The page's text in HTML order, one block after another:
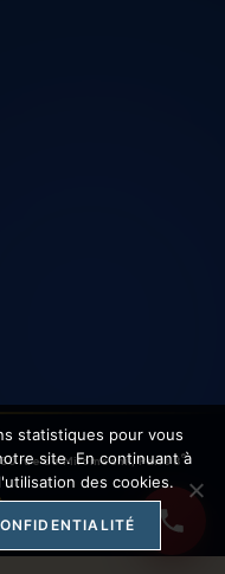
30 rue de Miromesnil, Paris 8e
Plus de 20 ans d'expérience
nous votre
situation
statistiques pour vous
site. En continuant à
des cookies.